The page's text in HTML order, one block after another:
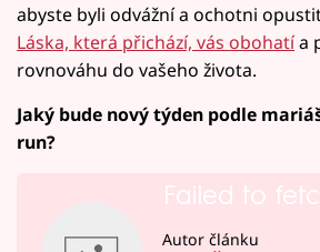
abyste byli odvážní a ochotni
Láska, která přichází, vás obohatía
rovnováhu do vašeho života.
Jaký bude nový týden podle
run?
Failed to
Autor článku